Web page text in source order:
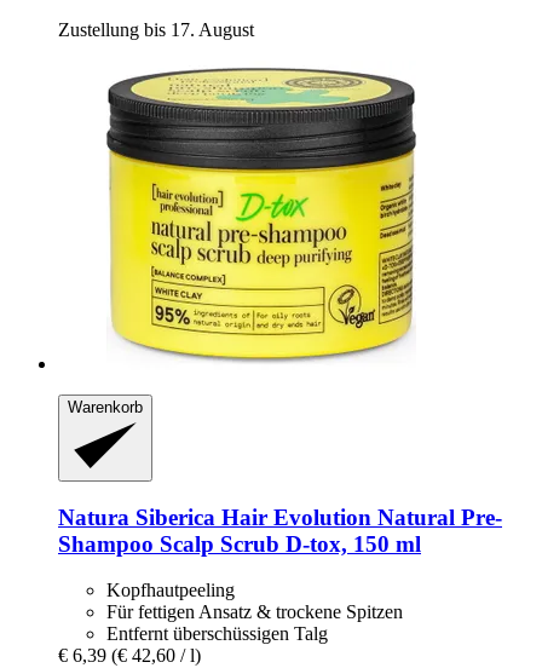
Zustellung bis 17. August
Warenkorb
Natura Siberica Hair Evolution Natural Pre-​
Shampoo Scalp Scrub D-​tox, 150 ml
Kopfhautpeeling
Für fettigen Ansatz & trockene Spitzen
Entfernt überschüssigen Talg
€ 6,39 (€ 42,60 / l)